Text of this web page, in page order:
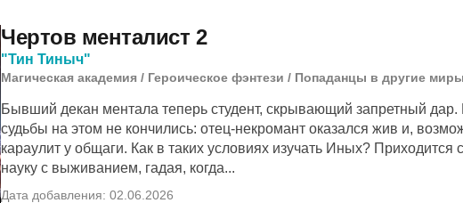
Чертов менталист 2
"Тин Тиныч"
Магическая академия / Героическое фэнтези / Попаданцы в другие миры
Бывший декан ментала теперь студент, скрывающий запретный дар.
судьбы на этом не кончились: отец-некромант оказался жив и,
караулит у общаги. Как в таких условиях изучать Иных? Приходится
науку с выживанием, гадая, когда...
Дата добавления: 02.06.2026